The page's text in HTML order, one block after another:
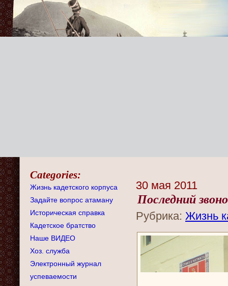
Categories:
Жизнь кадетского корпуса
Задайте вопрос атаману
Историческая справка
Кадетское братство
Наше ВИДЕО
Хоз. служба
Электронный журнал
успеваемости
30 мая 2011
Последний
Рубрика: Жизнь